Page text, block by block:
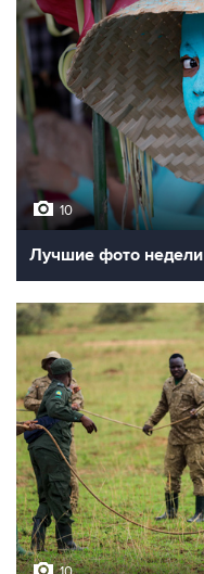
10
Лучшие фото недели